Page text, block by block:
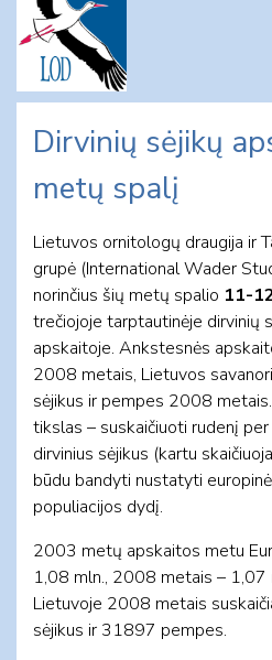
content
Dirvinių sėjikų
metų spalį
Lietuvos ornitologų draugija ir
grupė (International Wader
norinčius šių metų spalio 11-
trečiojoje tarptautinėje dirvinių
apskaitoje. Ankstesnės
2008 metais, Lietuvos
sėjikus ir pempes 2008
tikslas – suskaičiuoti rudenį
dirvinius sėjikus (kartu
būdu bandyti nustatyti
populiacijos dydį.
2003 metų apskaitos metu
1,08 mln., 2008 metais – 1,07
Lietuvoje 2008 metais
sėjikus ir 31897 pempes.